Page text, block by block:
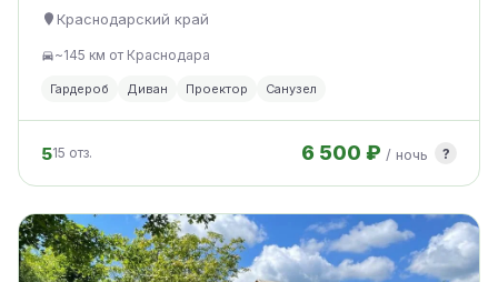
Краснодарский край
~145 км от Краснодара
Гардероб Диван Проектор Санузел
515 отз. 6 500 ₽ / ночь ?